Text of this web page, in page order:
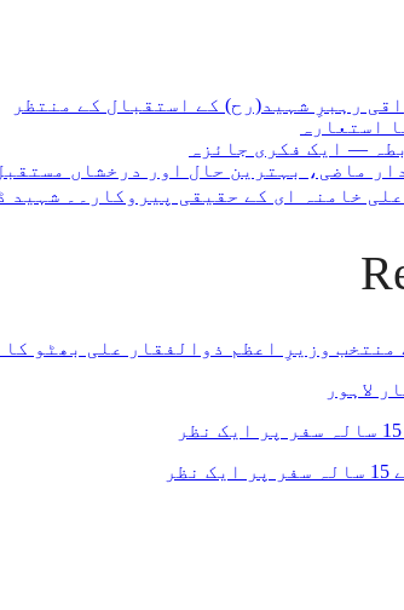
رہبرِ شہید(رح) کے استقبال کے منتظر
استعارہ
— ایک فکری جائزہ
ماضی، بہترین حال اور درخشاں
خامنہ ای کے حقیقی پیروکار۔۔
منتخب وزیرِ اعظم ذوالفقار علی بھٹو کا
لاہور